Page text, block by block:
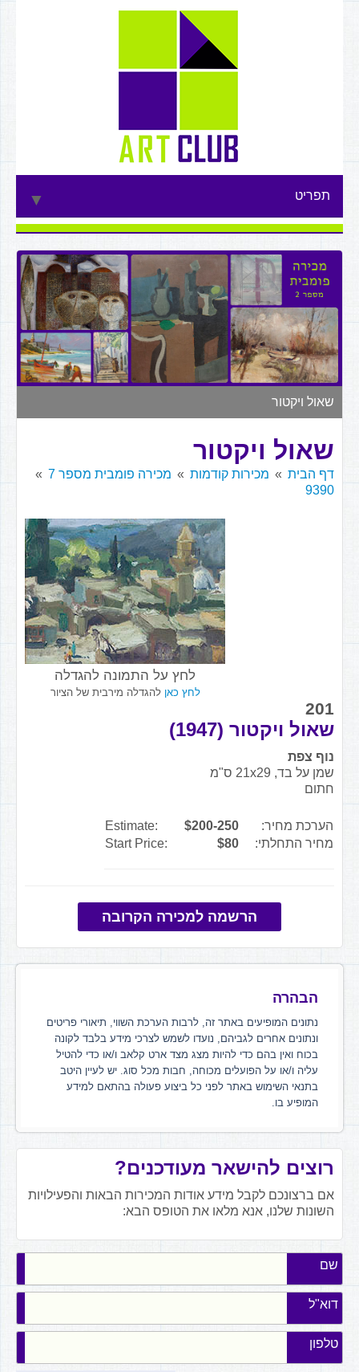
תפריט ▼
▼
▼
▼
▼
שאול ויקטור
שאול ויקטור
דף הבית מכירות קודמות
מכירה פומבית מספר 7
9390
לחץ על התמונה להגדלה
לחץ כאן להגדלה מירבית של הציור
201
שאול ויקטור (1947)
נוף צפת
שמן על בד, 21x29 ס"מ
חתום
הערכת מחיר: $200-250
Estimate:
מחיר התחלתי:
$80
Start Price:
הרשמה למכירה הקרובה
הבהרה
נתונים המופיעים באתר זה, לרבות הערכת השווי, תיאורי פריטים
ונתונים אחרים לגביהם, נועדו לשמש לצרכי מידע בלבד לקונה
בכוח ואין בהם כדי להיות מצג מצד ארט קלאב ו/או כדי להטיל
עליה ו/או על הפועלים מכוחה, חבות מכל סוג. יש לעיין היטב
בתנאי השימוש באתר לפני כל ביצוע פעולה בהתאם למידע
המופיע בו.
רוצים להישאר מעודכנים?
אם ברצונכם לקבל מידע אודות המכירות הבאות והפעילויות
השונות שלנו, אנא מלאו את הטופס הבא:
שם
דוא"ל
טלפון